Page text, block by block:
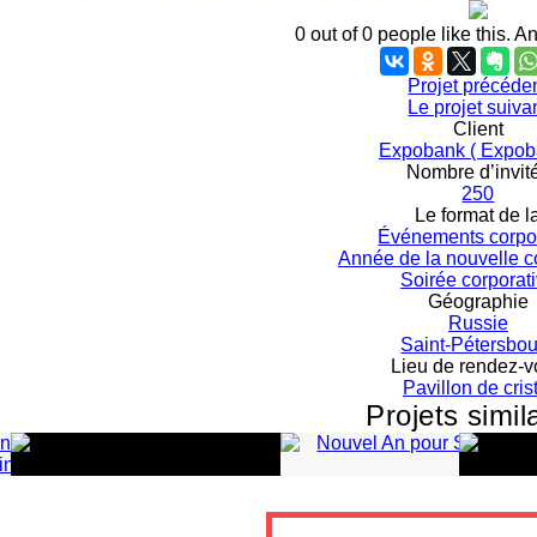
0 out of 0 people like this.
Projet
Le projet
Client
Expobank (
Nombre
250
Le format de
Événements
Année de la nouvelle
Soirée
Géographie
Russie
Saint-
Lieu de rendez-
Pavillon de
Projets
corporatifs
de la nouvelle
NOUVEL AN
POUR
Événements
Année de la
homme de 50-200